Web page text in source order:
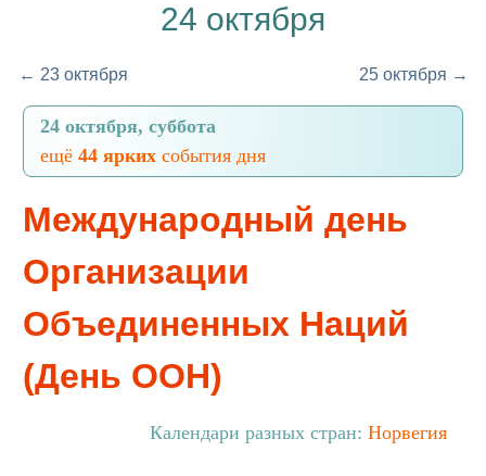
24 октября
← 23 октября 25 октября →
24 октября, суббота
ещё 44 ярких события дня
Международный день
Организации
Объединенных Наций
(День ООН)
Календари разных стран: Норвегия